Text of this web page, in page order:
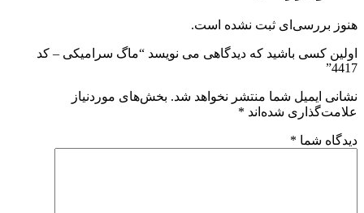
هنوز بررسی‌ای ثبت نشده است.
اولین کسی باشید که دیدگاهی می نویسد “ماگ سرامیکی – کد
4417”
نشانی ایمیل شما منتشر نخواهد شد. بخش‌های موردنیاز
علامت‌گذاری شده‌اند *
دیدگاه شما *